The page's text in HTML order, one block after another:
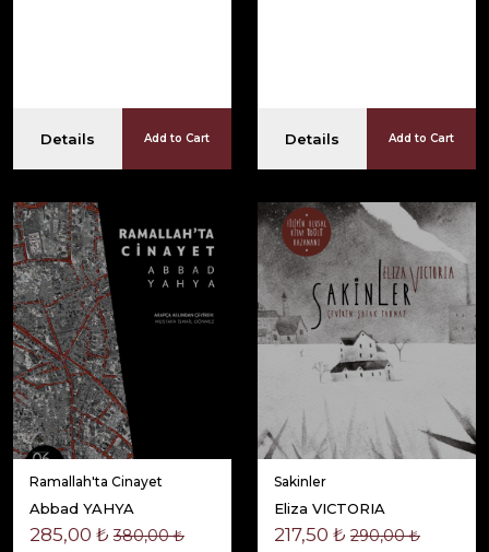
Details Add to Cart Details Add to Cart
Ramallah'ta Cinayet
Abbad YAHYA
285,00 ₺ 380,00 ₺
Sakinler
Eliza VICTORIA
217,50 ₺ 290,00 ₺